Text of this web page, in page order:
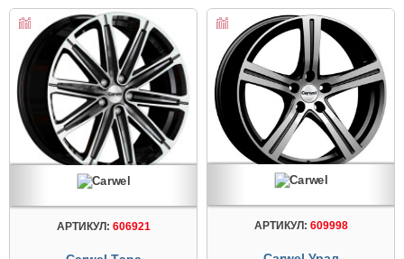
АРТИКУЛ: 606921 АРТИКУЛ: 609998